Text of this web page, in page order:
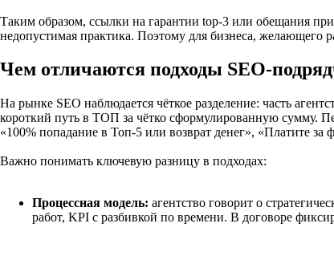
Таким образом, ссылки на гарантии top-3 или обещания
недопустимая практика. Поэтому для бизнеса,
Чем отличаются подходы SEO-
На рынке SEO наблюдается чёткое разделение: часть
короткий путь в ТОП за чётко сформулированную сумму.
«100% попадание в Топ-5 или возврат денег», «Платите
Важно понимать ключевую разницу в подходах:
Процессная модель: агентство говорит о
работ, KPI с разбивкой по времени. В договоре